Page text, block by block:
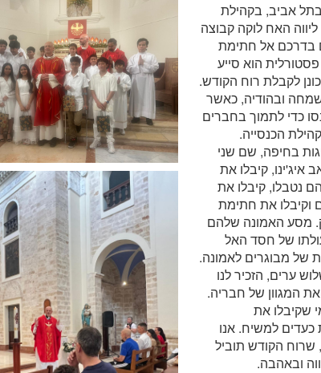
אביב, בקהילת
האח לוקה קבוצה
בדרכם אל חתימת
הוא סייע
לקבלת רוח הקודש.
ובהודיה, כאשר
כדי לתמוך בחברים
הכנסייה.
בחיפה, שם שני
איג'ינו, קיבלו את
נטבלו, קיבלו את
את חתימת
מסע האמונה שלהם
של חסד האל
של מבוגרים לאמונה.
ערים, הזכיר לנו
המגוון של חבריה.
שקיבלו את
כעדים למשיח. אנו
הקודש תוביל
ובאהבה.